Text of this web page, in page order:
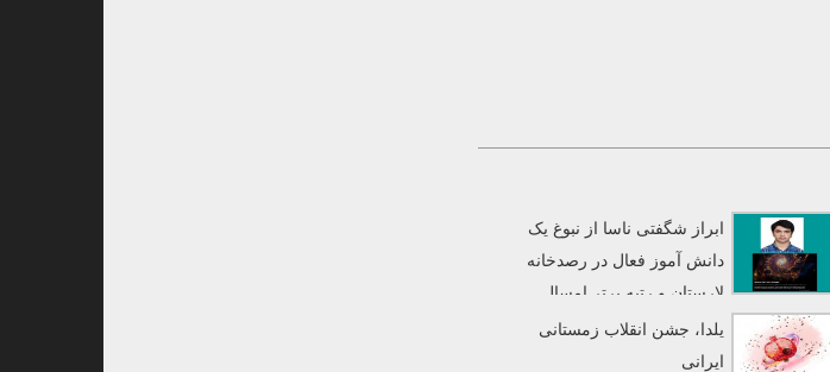
ابراز شگفتی ناسا از نبوغ یک
دانش آموز فعال در رصدخانه
لارستان و رتبه برتر امسال
مسابقات پردازش تصاویر ناسایلدا، جشن انقلاب زمستانی
ایرانی